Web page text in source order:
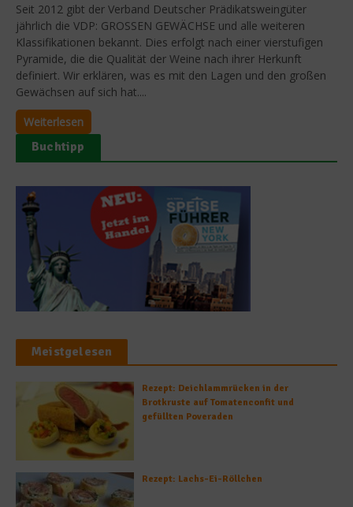
Seit 2012 gibt der Verband Deutscher Prädikatsweingüter
jährlich die VDP: GROSSEN GEWÄCHSE und alle weiteren
Klassifikationen bekannt. Dies erfolgt nach einer vierstufigen
Pyramide, die die Qualität der Weine nach ihrer Herkunft
definiert. Wir erklären, was es mit den Lagen und den großen
Gewächsen auf sich hat....
Weiterlesen
Buchtipp
Meistgelesen
Rezept: Deichlammrücken in der
Brotkruste auf Tomatenconfit und
gefüllten Poveraden
Rezept: Lachs-Ei-Röllchen